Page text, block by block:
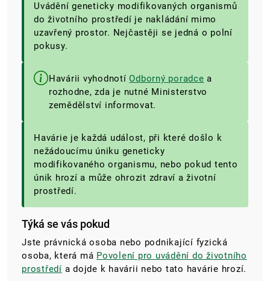
Uvádění geneticky modifikovaných organismů
do životního prostředí je nakládání mimo
uzavřený prostor. Nejčastěji se jedná o polní
pokusy.
Havárii vyhodnotíOdborný poradce a
rozhodne, zda je nutné Ministerstvo
zemědělství informovat.
Havárie je každá událost, při které došlo k
nežádoucímu úniku geneticky
modifikovaného organismu, nebo pokud tento
únik hrozí a může ohrozit zdraví a životní
prostředí.
Týká se vás pokud
Jste právnická osoba nebo podnikající fyzická
osoba, která má Povolení pro uvádění do životního
prostředí a dojde k havárii nebo tato havárie hrozí.